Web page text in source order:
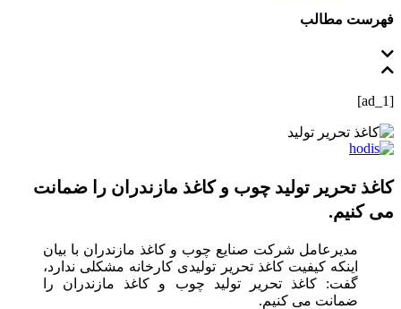
فهرست مطالب
[ad_1]
کاغذ تحریر تولید چوب و کاغذ مازندران را ضمانت
می‌ کنیم.
مدیرعامل شرکت صنایع چوب و کاغذ مازندران با بیان
اینکه کیفیت کاغذ تحریر تولیدی کارخانه مشکلی ندارد،
گفت: کاغذ تحریر تولید چوب و کاغذ مازندران را
ضمانت می‌ کنیم.